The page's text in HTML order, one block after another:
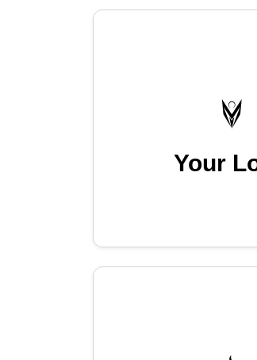
Your